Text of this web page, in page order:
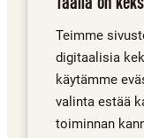
Yhteystiedot
Täällä on
Teimme
digitaalisia
käytämme
valinta estää
toiminnan